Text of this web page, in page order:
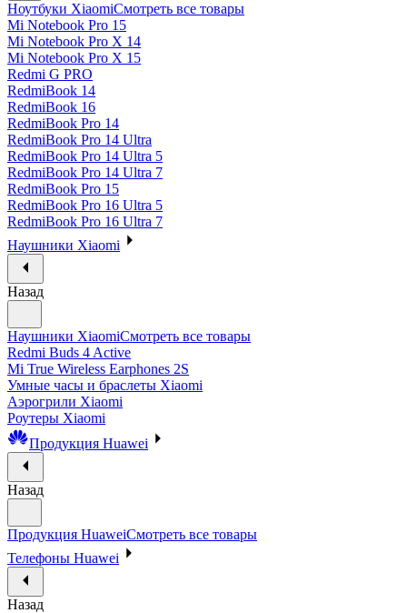
Ноутбуки XiaomiСмотреть все товары
Mi Notebook Pro 15
Mi Notebook Pro X 14
Mi Notebook Pro X 15
Redmi G PRO
RedmiBook 14
RedmiBook 16
RedmiBook Pro 14
RedmiBook Pro 14 Ultra
RedmiBook Pro 14 Ultra 5
RedmiBook Pro 14 Ultra 7
RedmiBook Pro 15
RedmiBook Pro 16 Ultra 5
RedmiBook Pro 16 Ultra 7
Наушники Xiaomi
Назад
Наушники XiaomiСмотреть все товары
Redmi Buds 4 Active
Mi True Wireless Earphones 2S
Умные часы и браслеты Xiaomi
Аэрогрили Xiaomi
Роутеры Xiaomi
Продукция Huawei
Назад
Продукция HuaweiСмотреть все товары
Телефоны Huawei
Назад